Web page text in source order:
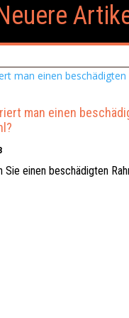
man einen
Sie einen beschädigten